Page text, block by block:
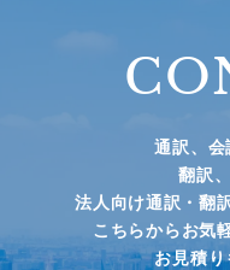
通訳、会
翻訳
法人向け通訳・翻
こちらからお気
お見積り